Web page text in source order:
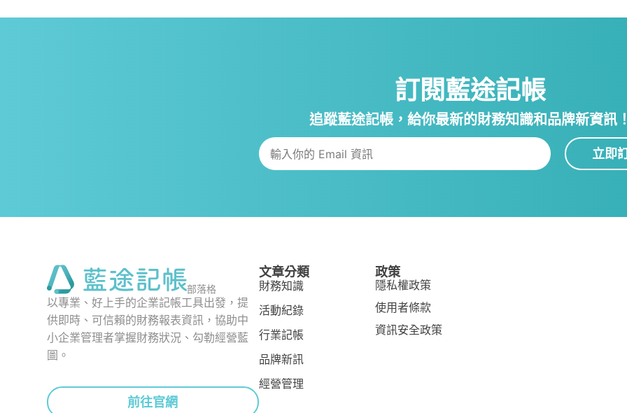
訂閱藍途記帳
追蹤藍途記帳，給你最新的財務知識和品牌新資訊
立即
部落格
以專業、好上手的企業記帳工具出發，提
供即時、可信賴的財務報表資訊，協助中
小企業管理者掌握財務狀況、勾勒經營藍
圖。
前往官網
文章分類
財務知識
活動紀錄
行業記帳
品牌新訊
經營管理
政策
隱私權政策
使用者條款
資訊安全政策